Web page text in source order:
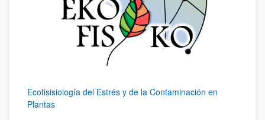
Ecofisisiología del Estrés y de la Contaminación en
Plantas